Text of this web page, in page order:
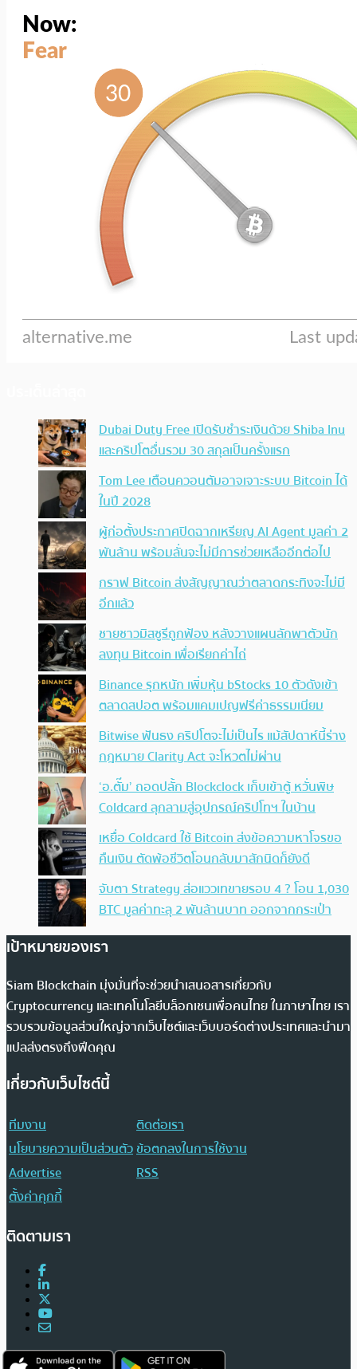
Dubai Duty Free เปิดรับชำระเงินด้วย Shiba Inu
และคริปโตอื่นรวม 30 สกุลเป็นครั้งแรก
Tom Lee เตือนควอนตัมอาจเจาะระบบ Bitcoin ได้
ในปี 2028
ผู้ก่อตั้งประกาศปิดฉากเหรียญ AI Agent มูลค่า 2
พันล้าน พร้อมลั่นจะไม่มีการช่วยเหลืออีกต่อไป
กราฟ Bitcoin ส่งสัญญาณว่าตลาดกระทิงจะไม่มี
อีกแล้ว
ชายชาวมิสซูรีถูกฟ้อง หลังวางแผนลักพาตัวนัก
ลงทุน Bitcoin เพื่อเรียกค่าไถ่
Binance รุกหนัก เพิ่มหุ้น bStocks 10 ตัวดังเข้า
ตลาดสปอต พร้อมแคมเปญฟรีค่าธรรมเนียม
Bitwise ฟันธง คริปโตจะไม่เป็นไร แม้สัปดาห์นี้ร่าง
กฎหมาย Clarity Act จะโหวตไม่ผ่าน
‘อ.ตั๊ม’ ถอดปลั้ก Blockclock เก็บเข้าตู้ หวั่นพิษ
Coldcard ลุกลามสู่อุปกรณ์คริปโทฯ ในบ้าน
เหยื่อ Coldcard ใช้ Bitcoin ส่งข้อความหาโจรขอ
คืนเงิน ตัดพ้อชีวิตโอนกลับมาสักนิดก็ยังดี
จับตา Strategy ส่อแววเทขายรอบ 4 ? โอน 1,030
BTC มูลค่าทะลุ 2 พันล้านบาท ออกจากกระเป๋า
เป้าหมายของเรา
Siam Blockchain มุ่งมั่นที่จะช่วยนำเสนอสารเกี่ยวกับ
Cryptocurrency และเทคโนโลยีบล็อกเชนเพื่อคนไทย ในภาษาไทย เรา
รวบรวมข้อมูลส่วนใหญ่จากเว็บไซต์และเว็บบอร์ดต่างประเทศและนำมา
แปลส่งตรงถึงฟีดคุณ
เกี่ยวกับเว็บไซต์นี้
ทีมงาน
ติดต่อเรา
นโยบายความเป็นส่วนตัวข้อตกลงในการใช้งาน
Advertise
RSS
ตั้งค่าคุกกี้
ติดตามเรา